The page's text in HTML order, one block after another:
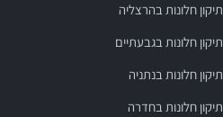
תיקון חלונות בהרצליה
תיקון חלונות בגבעתיים
תיקון חלונות בנתניה
תיקון חלונות בחדרה